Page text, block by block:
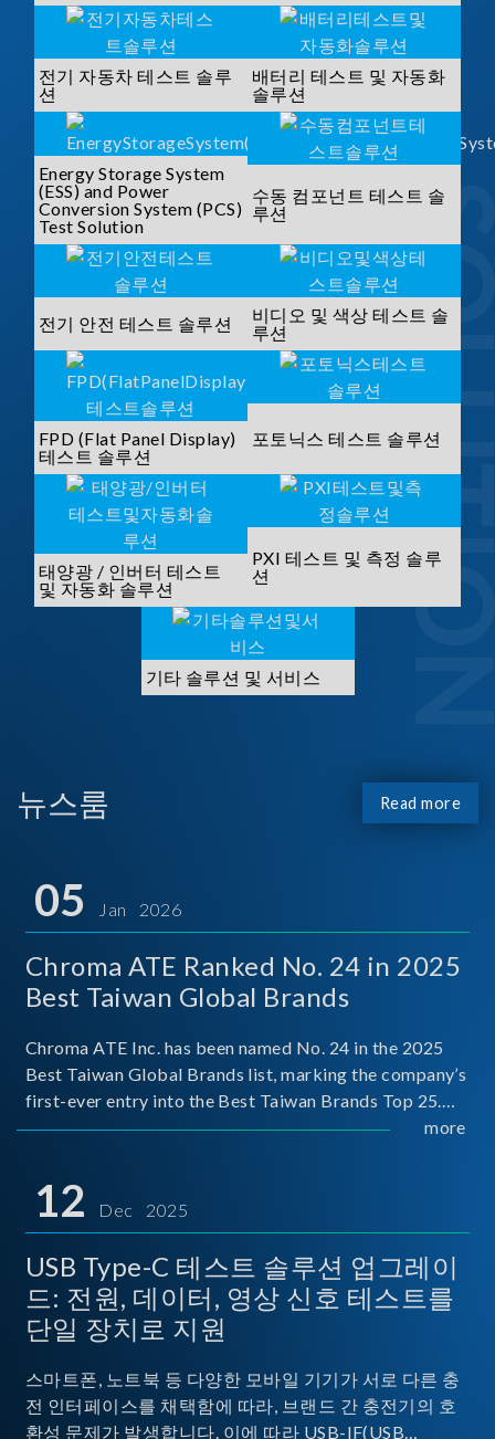
전기 자동차 테스트 솔루
션
배터리 테스트 및 자동화
솔루션
Energy Storage System
(ESS) and Power
Conversion System (PCS)
Test Solution
수동 컴포넌트 테스트 솔
루션
전기 안전 테스트 솔루션
비디오 및 색상 테스트 솔
루션
FPD (Flat Panel Display)
테스트 솔루션
포토닉스 테스트 솔루션
태양광 / 인버터 테스트
및 자동화 솔루션
PXI 테스트 및 측정 솔루
션
기타 솔루션 및 서비스
뉴스룸 Read more
05 Jan 2026
Chroma ATE Ranked No. 24 in 2025
Best Taiwan Global Brands
Chroma ATE Inc. has been named No. 24 in the 2025
Best Taiwan Global Brands list, marking the company’s
first-ever entry into the Best Taiwan Brands Top 25.
This recognition represents a significant milestone for
more
12 Dec 2025
USB Type-C 테스트 솔루션 업그레이
드: 전원, 데이터, 영상 신호 테스트를
단일 장치로 지원
스마트폰, 노트북 등 다양한 모바일 기기가 서로 다른 충
전 인터페이스를 채택함에 따라, 브랜드 간 충전기의 호
환성 문제가 발생합니다. 이에 따라 USB-IF(USB